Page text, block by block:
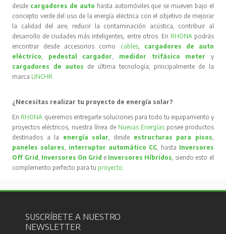
desde cargadores de auto hasta automóviles que se mueven bajo el
concepto verde del uso de la energía eléctrica con el objetivo de mejorar
la calidad del aire, reducir la contaminación acústica, contribuir al
desarrollo de ciudades más inteligentes, entre otros. En RHONA podrás
encontrar desde accesorios como cables, cargadores de auto
eléctrico
pedestal cargador medidor trifásico meter
y
cargadores de autos de última tecnología, principalmente de la
marca LINCHR
¿Necesitas realizar tu proyecto de energía solar?
En RHONA queremos entregarte soluciones para todo tu equipamiento y
proyectos eléctricos, nuestra línea de Nuevas Energíasposee productos
destinados a la energía solar , desde estructuras para pisos
paneles solares
interruptor automático CC, hasta Inversores
Off Grid Inversores On Grid e Inversores Híbridos , siendo esto el
complemento perfecto para tu proyecto
SUSCRÍBETE A NUESTRO
NEWSLETTER